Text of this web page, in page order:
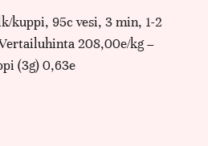
kuppi, 95c vesi, 3 min, 1-2
208,00e/kg –
(3g) 0,63e